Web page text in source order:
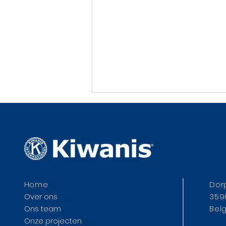
Home
Over ons
Ons team
Onze projecten